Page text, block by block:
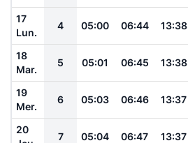
17
Lun.
4 05:00 06:44 13:38
18
Mar.
5 05:01 06:45 13:38
19
Mer.
6 05:03 06:46 13:37
20
7 05:04 06:47 13:37